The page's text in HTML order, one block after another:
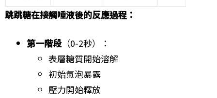
跳跳糖在接觸唾液後的反應過程：
第一階段（0-2秒）：
表層糖質開始溶解
初始氣泡暴露
壓力開始釋放